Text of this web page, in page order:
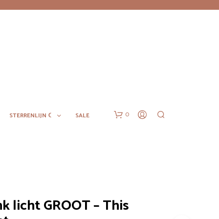
STERRENLIJN ☾ SALE 0
licht GROOT – This